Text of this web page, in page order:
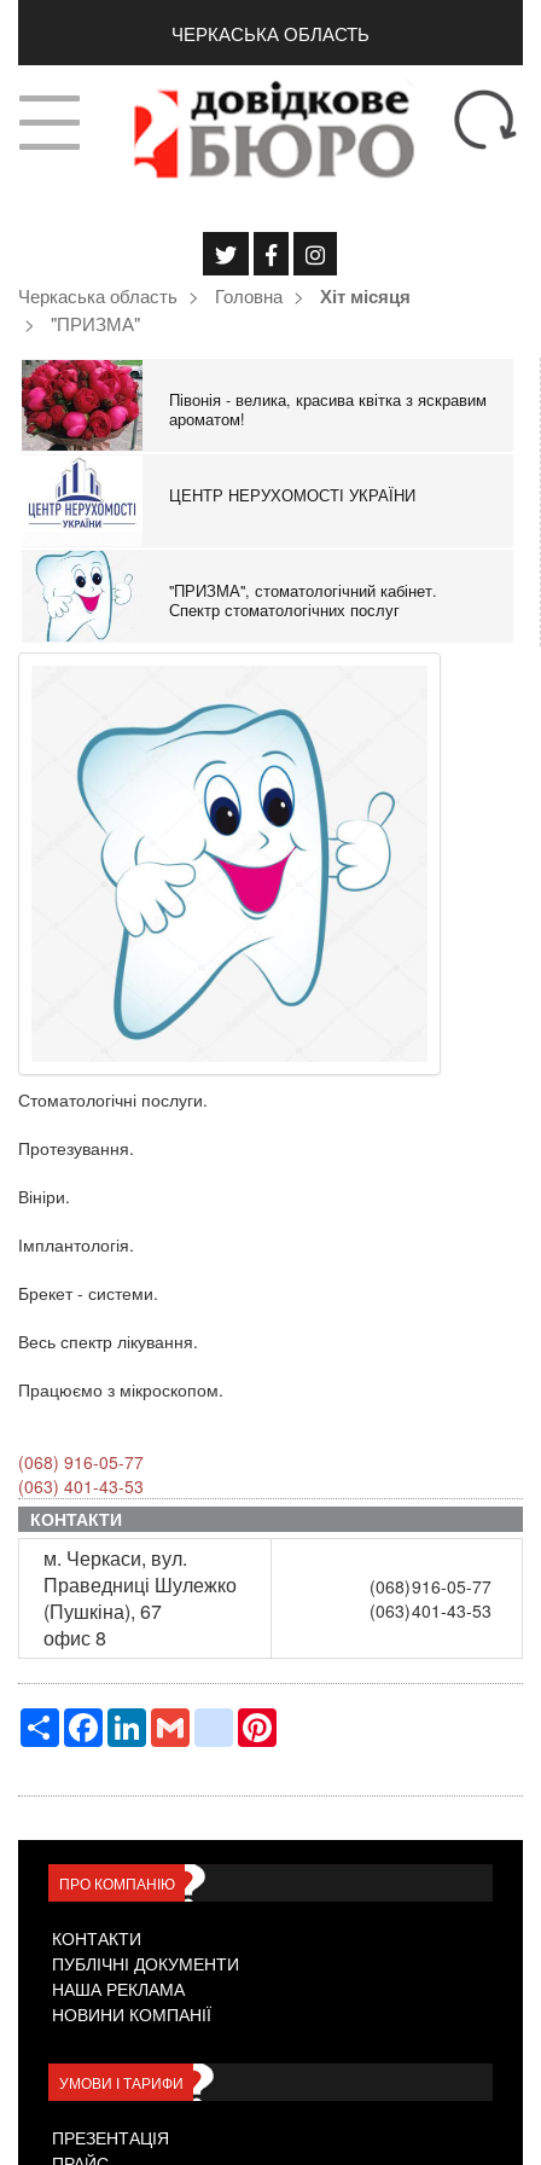
ЧЕРКАСЬКА ОБЛАСТЬ
Черкаська область Головна
Хіт місяця
"ПРИЗМА"
Півонія - велика, красива квітка з яскравим
ароматом!
ЦЕНТР НЕРУХОМОСТІ УКРАЇНИ
"ПРИЗМА", стоматологічний кабінет.
Спектр стоматологічних послуг
Стоматологічні послуги.
Протезування.
Вініри.
Імплантологія.
Брекет - системи.
Весь спектр лікування.
Працюємо з мікроскопом.
(068) 916-05-77
(063) 401-43-53
КОНТАКТИ
м. Черкаси, вул.
Праведниці Шулежко
(Пушкіна), 67
офис 8
(068)916-05-77
(063)401-43-53
РесурсFacebook
LinkedInGmail google_bookmarks
ПРО КОМПАНІЮ
КОНТАКТИ
ПУБЛІЧНІ ДОКУМЕНТИ
НАША РЕКЛАМА
НОВИНИ КОМПАНІЇ
УМОВИ І ТАРИФИ
ПРЕЗЕНТАЦІЯ